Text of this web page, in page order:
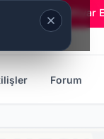
Era Online - 2 Milyar
Forum